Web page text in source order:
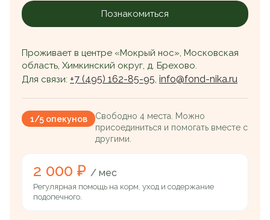
Познакомиться
Проживает в центре «Мокрый нос», Московская
область, Химкинский округ, д. Брехово.
Для связи: +7 (495) 162-85-95, info@fond-nika.ru
1/5 опекунов
Свободно 4 места. Можно
присоединиться и помогать вместе с
другими.
2 000 ₽ / мес
Регулярная помощь на корм, уход и содержание
подопечного.